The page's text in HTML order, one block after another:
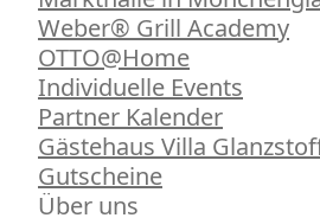
Weber® Grill Academy
OTTO@Home
Individuelle Events
Partner Kalender
Gästehaus Villa
Gutscheine
Über uns